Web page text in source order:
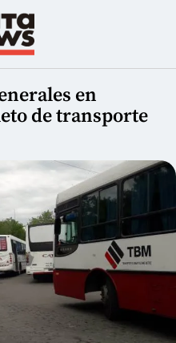
en
de transporte